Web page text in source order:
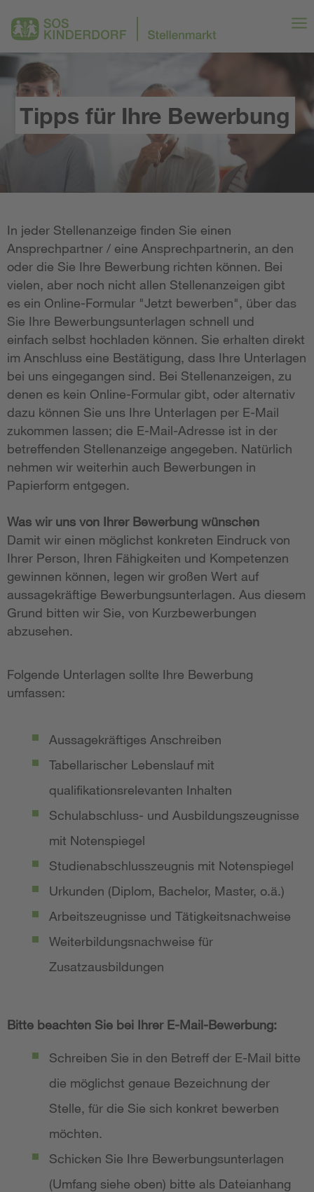
Tipps für Ihre Bewerbung
In jeder Stellenanzeige finden Sie einen
Ansprechpartner / eine Ansprechpartnerin, an den
oder die Sie Ihre Bewerbung richten können. Bei
vielen, aber noch nicht allen Stellenanzeigen gibt
es ein Online-Formular "Jetzt bewerben", über das
Sie Ihre Bewerbungsunterlagen schnell und
einfach selbst hochladen können. Sie erhalten direkt
im Anschluss eine Bestätigung, dass Ihre Unterlagen
bei uns eingegangen sind. Bei Stellenanzeigen, zu
denen es kein Online-Formular gibt, oder alternativ
dazu können Sie uns Ihre Unterlagen per E-Mail
zukommen lassen; die E-Mail-Adresse ist in der
betreffenden Stellenanzeige angegeben. Natürlich
nehmen wir weiterhin auch Bewerbungen in
Papierform entgegen.
Was wir uns von Ihrer Bewerbung wünschen
Damit wir einen möglichst konkreten Eindruck von
Ihrer Person, Ihren Fähigkeiten und Kompetenzen
gewinnen können, legen wir großen Wert auf
aussagekräftige Bewerbungsunterlagen. Aus diesem
Grund bitten wir Sie, von Kurzbewerbungen
abzusehen.
Folgende Unterlagen sollte Ihre Bewerbung
umfassen:
Aussagekräftiges Anschreiben
Tabellarischer Lebenslauf mit
qualifikationsrelevanten Inhalten
Schulabschluss- und Ausbildungszeugnisse
mit Notenspiegel
Studienabschlusszeugnis mit Notenspiegel
Urkunden (Diplom, Bachelor, Master, o.ä.)
Arbeitszeugnisse und Tätigkeitsnachweise
Weiterbildungsnachweise für
Zusatzausbildungen
Bitte beachten Sie bei Ihrer E-Mail-Bewerbung:
Schreiben Sie in den Betreff der E-Mail bitte
die möglichst genaue Bezeichnung der
Stelle, für die Sie sich konkret bewerben
möchten.
Schicken Sie Ihre Bewerbungsunterlagen
(Umfang siehe oben) bitte als Dateianhang